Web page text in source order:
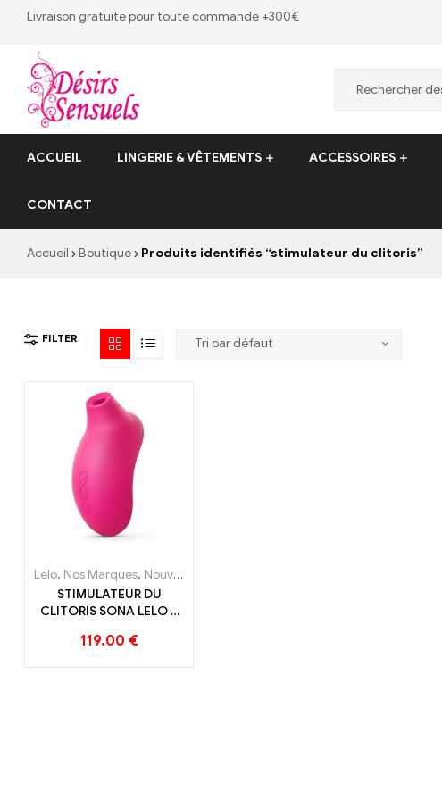
Livraison gratuite pour toute commande +300€
Desirs
Sensuels
Désirs
Sensuels
Victor
ACCUEIL LINGERIE & VÊTEMENTS ACCESSOIRES
CONTACT
Accueil Boutique Produits identifiés “stimulateur du clitoris”
FILTER
Lelo, Nos Marques, Nouveautés
STIMULATEUR DU
CLITORIS SONA LELO 2
119.00 €